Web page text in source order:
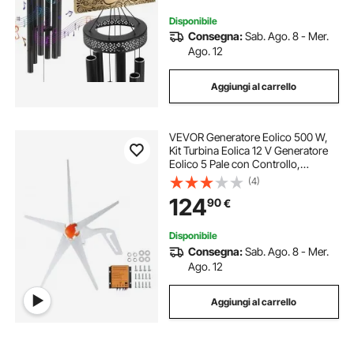
Disponibile
Consegna:Sab. Ago. 8 - Mer.
Ago. 12
Aggiungi al carrello
VEVOR Generatore Eolico 500 W,
Kit Turbina Eolica 12 V Generatore
Eolico 5 Pale con Controllo,
Direzione Regolabile Velocità del
Vento Iniziale 2,5 m/s Adatto per
Casa Fattoria Camper Barche
(4)
12490€
Disponibile
Consegna:Sab. Ago. 8 - Mer.
Ago. 12
Aggiungi al carrello